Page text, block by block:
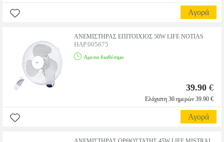
Αγορά
ΑΝΕΜΙΣΤΗΡΑΣ ΕΠΙΤΟΙΧΙΟΣ 50W LIFE NOTIAS
HAP.005675
Αμεσα διαθέσιμο
39.90 €
Ελάχιστη 30 ημερών 39.90 €
Αγορά